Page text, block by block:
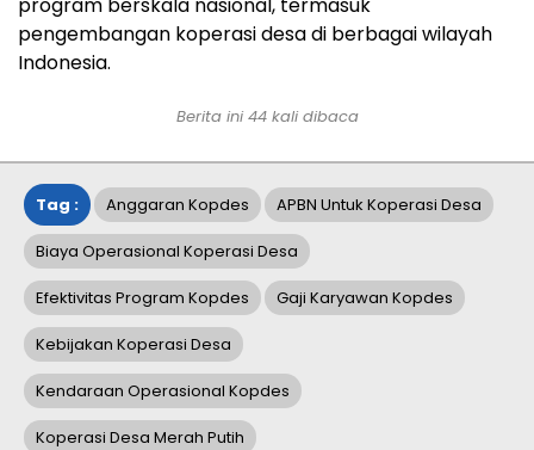
pengembangan koperasi desa di berbagai wilayah
Indonesia.
Berita ini 44kali dibaca
Tag : Anggaran Kopdes APBN Untuk Koperasi Desa
Biaya Operasional Koperasi Desa
Efektivitas Program Kopdes Gaji Karyawan Kopdes
Kebijakan Koperasi Desa
Kendaraan Operasional Kopdes
Koperasi Desa Merah Putih